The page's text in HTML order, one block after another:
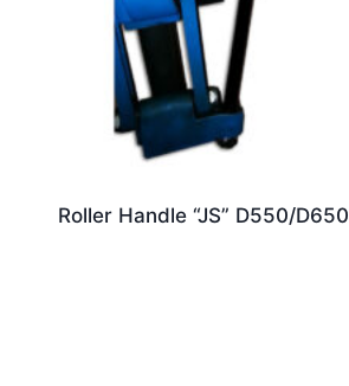
Roller Handle “JS” D550/D650